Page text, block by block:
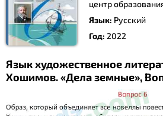
центр
Язык: Русский
Год: 2022
Язык художественное
Хошимов. «Дела земные»,